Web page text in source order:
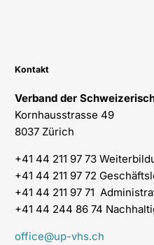
Kontakt
Verband der
Kornhausstrasse 49
8037 Zürich
+41 44 211 97 73
+41 44 211 97 72
+41 44 211 97 71
+41 44 244 86 74
office@up-vhs.ch